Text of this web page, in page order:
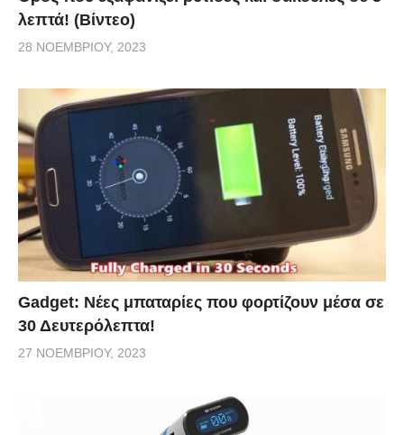
λεπτά! (Βίντεο)
28 ΝΟΕΜΒΡΊΟΥ, 2023
Gadget: Νέες μπαταρίες που φορτίζουν μέσα σε
30 Δευτερόλεπτα!
27 ΝΟΕΜΒΡΊΟΥ, 2023